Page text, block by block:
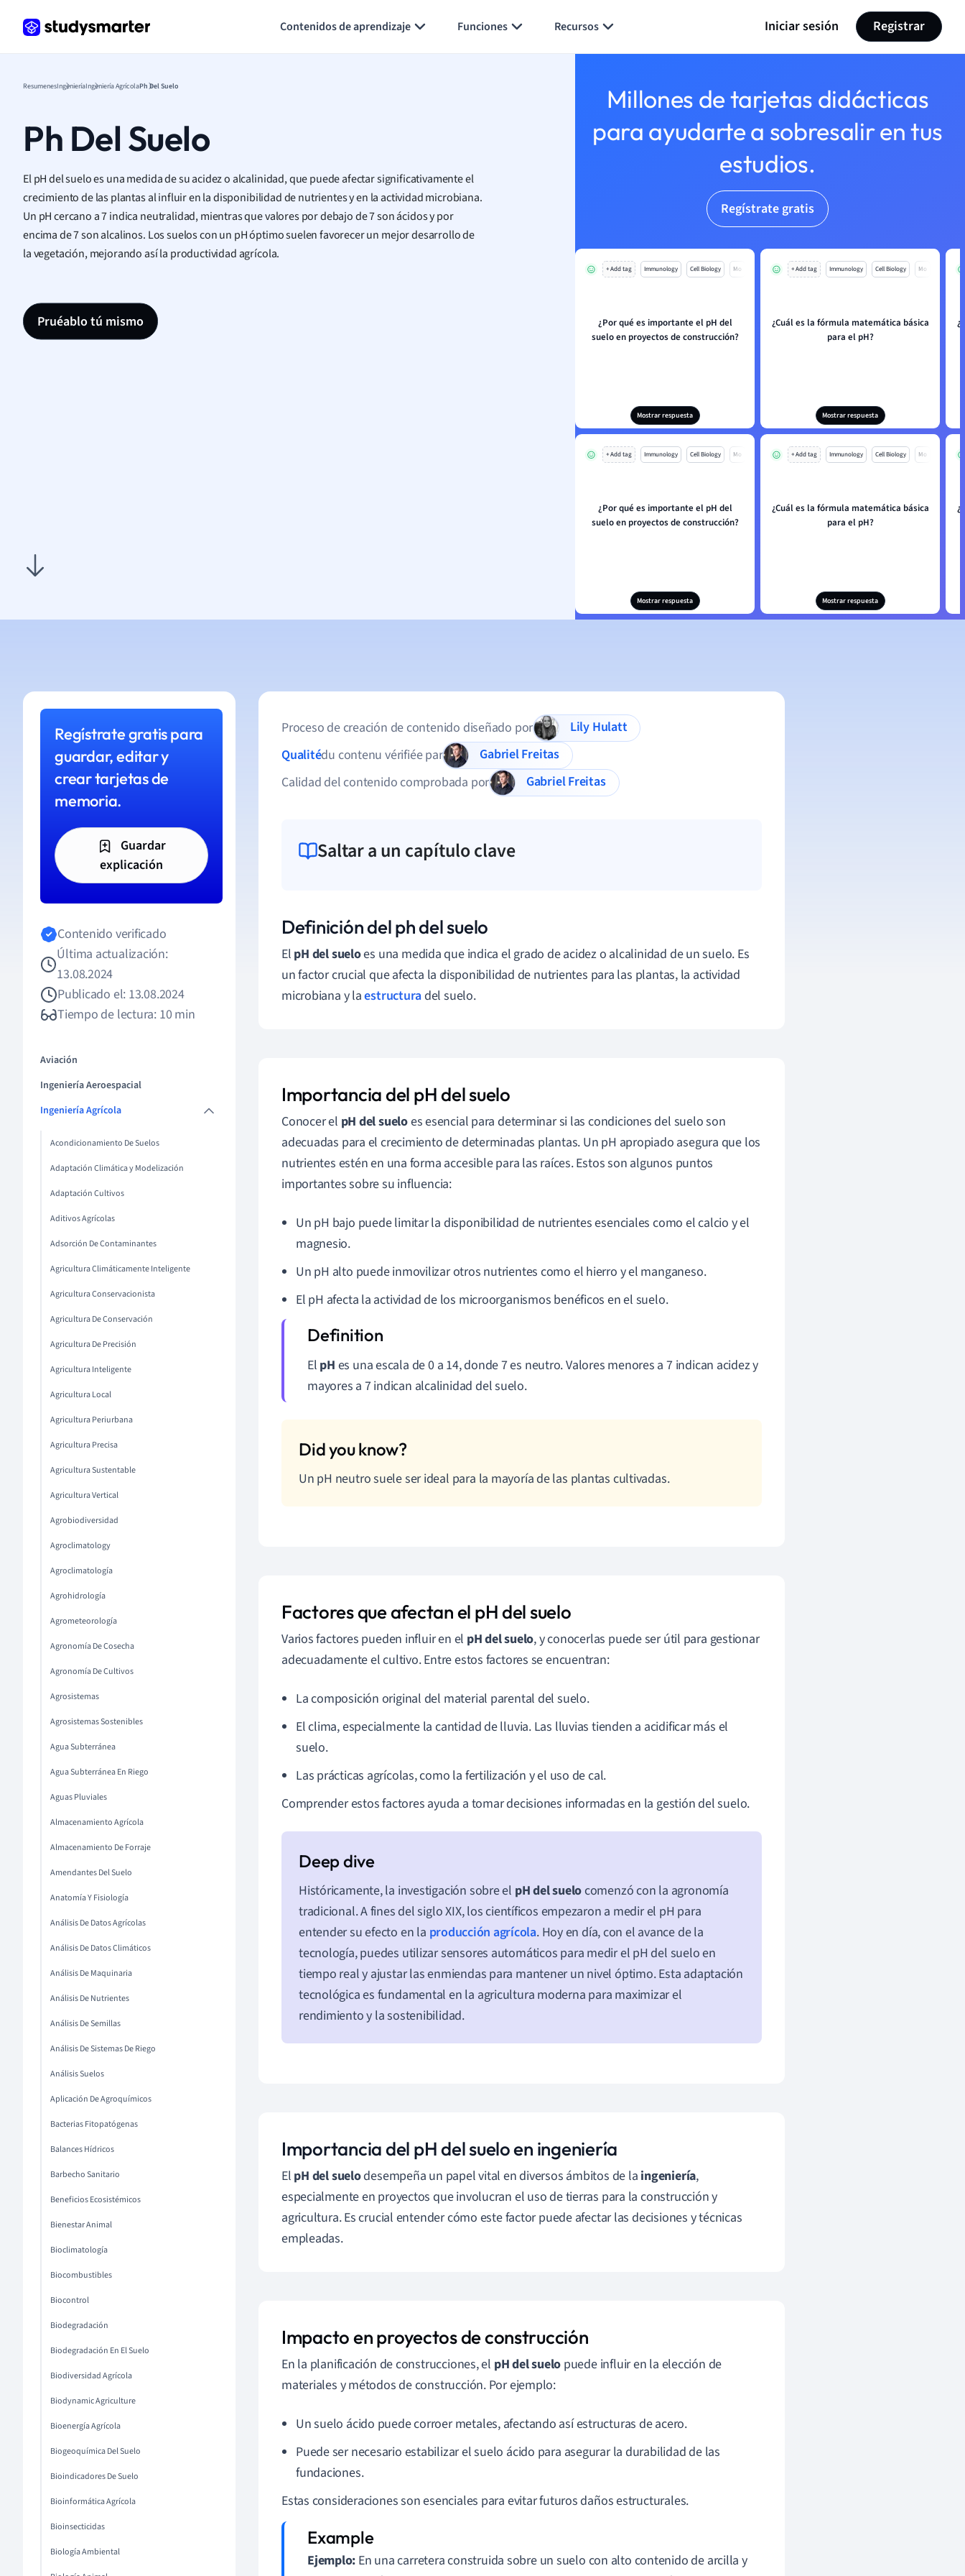
Contenidos de aprendizaje Funciones Recursos Iniciar sesión Registrar
ResumenesIngenieríaIngeniería AgrícolaPh Del Suelo
Ph Del Suelo
El pH del suelo es una medida de su acidez o alcalinidad, que puede afectar significativamente el
crecimiento de las plantas al influir en la disponibilidad de nutrientes y en la actividad microbiana.
Un pH cercano a 7 indica neutralidad, mientras que valores por debajo de 7 son ácidos y por
encima de 7 son alcalinos. Los suelos con un pH óptimo suelen favorecer un mejor desarrollo de
la vegetación, mejorando así la productividad agrícola.
Pruéablo tú mismo
Millones de tarjetas didácticas
para ayudarte a sobresalir en tus
estudios.
Regístrate gratis
+ Add tag Immunology Cell Biology Mo
¿Por qué es importante el pH del
suelo en proyectos de construcción?
Mostrar respuesta
+ Add tag Immunology Cell Biology Mo
¿Cuál es la fórmula matemática básica
para el pH?
Mostrar respuesta
+ Add tag Immunology Cell Biology Mo
¿Por qué es importante el pH del
suelo en proyectos de construcción?
Mostrar respuesta
+ Add tag Immunology Cell Biology Mo
¿Cuál es la fórmula matemática básica
para el pH?
Mostrar respuesta
Regístrate gratis para
guardar, editar y
crear tarjetas de
memoria.
Guardar
explicación
Contenido verificado
Última actualización:
13.08.2024
Publicado el: 13.08.2024
Tiempo de lectura: 10 min
Aviación
Ingeniería Aeroespacial
Ingeniería Agrícola
Acondicionamiento De Suelos
Adaptación Climática y Modelización
Adaptación Cultivos
Aditivos Agrícolas
Adsorción De Contaminantes
Agricultura Climáticamente Inteligente
Agricultura Conservacionista
Agricultura De Conservación
Agricultura De Precisión
Agricultura Inteligente
Agricultura Local
Agricultura Periurbana
Agricultura Precisa
Agricultura Sustentable
Agricultura Vertical
Agrobiodiversidad
Agroclimatology
Agroclimatología
Agrohidrología
Agrometeorología
Agronomía De Cosecha
Agronomía De Cultivos
Agrosistemas
Agrosistemas Sostenibles
Agua Subterránea
Agua Subterránea En Riego
Aguas Pluviales
Almacenamiento Agrícola
Almacenamiento De Forraje
Amendantes Del Suelo
Anatomía Y Fisiología
Análisis De Datos Agrícolas
Análisis De Datos Climáticos
Análisis De Maquinaria
Análisis De Nutrientes
Análisis De Semillas
Análisis De Sistemas De Riego
Análisis Suelos
Aplicación De Agroquímicos
Bacterias Fitopatógenas
Balances Hídricos
Barbecho Sanitario
Beneficios Ecosistémicos
Bienestar Animal
Bioclimatología
Biocombustibles
Biocontrol
Biodegradación
Biodegradación En El Suelo
Biodiversidad Agrícola
Biodynamic Agriculture
Bioenergía Agrícola
Biogeoquímica Del Suelo
Bioindicadores De Suelo
Bioinformática Agrícola
Bioinsecticidas
Biología Ambiental
Proceso de creación de contenido diseñado por
Lily Hulatt
Qualitédu contenu vérifiée par
Gabriel Freitas
Calidad del contenido comprobada por
Gabriel Freitas
Saltar a un capítulo clave
Definición del ph del suelo
El pH del sueloes una medida que indica el grado de acidez o alcalinidad de un suelo. Es
un factor crucial que afecta la disponibilidad de nutrientes para las plantas, la actividad
microbiana y laestructuradel suelo.
Importancia del pH del suelo
Conocer el pH del sueloes esencial para determinar si las condiciones del suelo son
adecuadas para el crecimiento de determinadas plantas. Un pH apropiado asegura que los
nutrientes estén en una forma accesible para las raíces. Estos son algunos puntos
importantes sobre su influencia:
Un pH bajo puede limitar la disponibilidad de nutrientes esenciales como el calcio y el
magnesio.
Un pH alto puede inmovilizar otros nutrientes como el hierro y el manganeso.
El pH afecta la actividad de los microorganismos benéficos en el suelo.
El pH es una escala de 0 a 14, donde 7 es neutro. Valores menores a 7 indican acidez y
mayores a 7 indican alcalinidad del suelo.
Un pH neutro suele ser ideal para la mayoría de las plantas cultivadas.
Factores que afectan el pH del suelo
Varios factores pueden influir en el pH del suelo, y conocerlas puede ser útil para gestionar
adecuadamente el cultivo. Entre estos factores se encuentran:
La composición original del material parental del suelo.
El clima, especialmente la cantidad de lluvia. Las lluvias tienden a acidificar más el
suelo.
Las prácticas agrícolas, como la fertilización y el uso de cal.
Comprender estos factores ayuda a tomar decisiones informadas en la gestión del suelo.
Históricamente, la investigación sobre el pH del suelocomenzó con la agronomía
tradicional. A fines del siglo XIX, los científicos empezaron a medir el pH para
entender su efecto en la producción agrícola. Hoy en día, con el avance de la
tecnología, puedes utilizar sensores automáticos para medir el pH del suelo en
tiempo real y ajustar las enmiendas para mantener un nivel óptimo. Esta adaptación
tecnológica es fundamental en la agricultura moderna para maximizar el
rendimiento y la sostenibilidad.
Importancia del pH del suelo en ingeniería
El pH del suelodesempeña un papel vital en diversos ámbitos de la ingeniería,
especialmente en proyectos que involucran el uso de tierras para la construcción y
agricultura. Es crucial entender cómo este factor puede afectar las decisiones y técnicas
empleadas.
Impacto en proyectos de construcción
En la planificación de construcciones, el pH del suelo puede influir en la elección de
materiales y métodos de construcción. Por ejemplo:
Un suelo ácido puede corroer metales, afectando así estructuras de acero.
Puede ser necesario estabilizar el suelo ácido para asegurar la durabilidad de las
fundaciones.
Estas consideraciones son esenciales para evitar futuros daños estructurales.
Ejemplo: En una carretera construida sobre un suelo con alto contenido de arcilla y